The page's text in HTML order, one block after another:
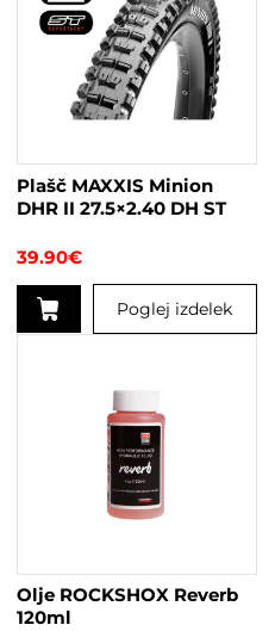
Plašč MAXXIS Minion
DHR II 27.5×2.40 DH ST
39.90€
Poglej izdelek
Olje ROCKSHOX Reverb
120ml